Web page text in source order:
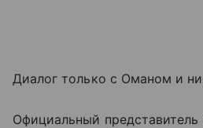
Диалог только с Оманом и
Официальный